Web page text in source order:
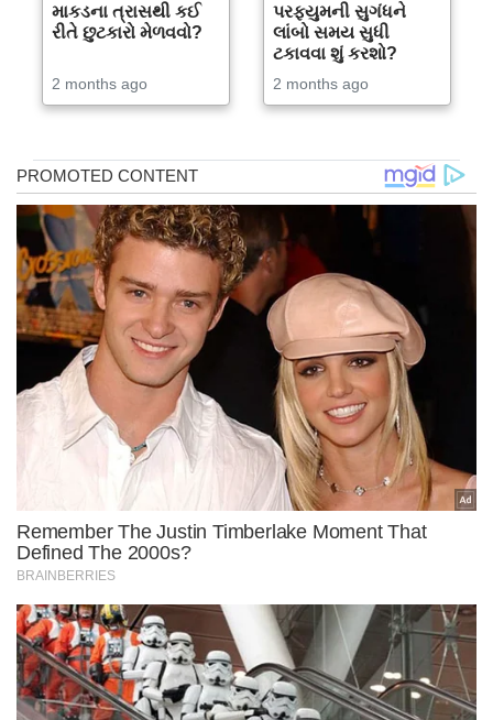
માકડના ત્રાસથી કઈ
રીતે છુટકારો મેળવવો?
2 months ago
પરફ્યુમની સુગંધને
લાંબો સમય સુધી
ટકાવવા શું કરશો?
2 months ago